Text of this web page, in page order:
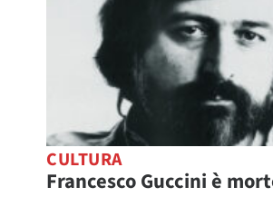
CULTURA
Francesco Guccini è